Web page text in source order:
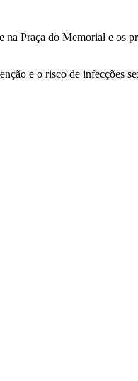
Praça do Memorial e os
e o risco de infecções